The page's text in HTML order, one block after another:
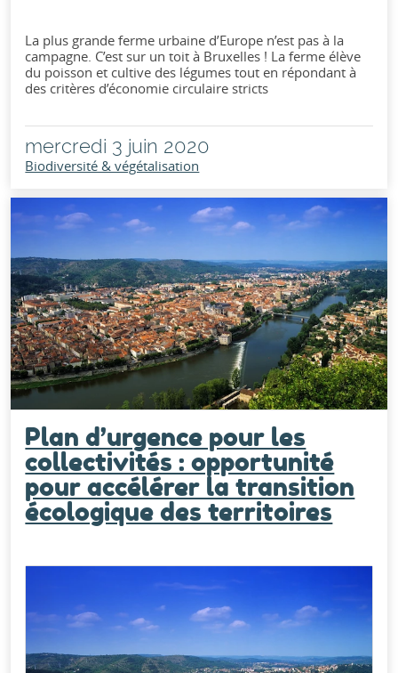
La plus grande ferme urbaine d’Europe n’est pas à la
campagne. C’est sur un toit à Bruxelles ! La ferme élève
du poisson et cultive des légumes tout en répondant à
des critères d’économie circulaire stricts
mercredi 3 juin 2020
Biodiversité & végétalisation
Plan d’urgence pour les
collectivités : opportunité
pour accélérer la transition
écologique des territoires